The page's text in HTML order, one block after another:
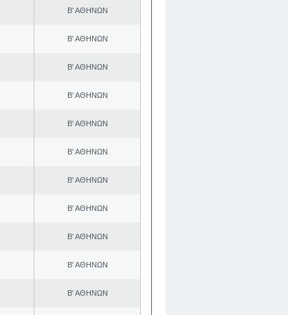
Β' ΑΘΗΝΩΝ
Β' ΑΘΗΝΩΝ
Β' ΑΘΗΝΩΝ
Β' ΑΘΗΝΩΝ
Β' ΑΘΗΝΩΝ
Β' ΑΘΗΝΩΝ
Β' ΑΘΗΝΩΝ
Β' ΑΘΗΝΩΝ
Β' ΑΘΗΝΩΝ
Β' ΑΘΗΝΩΝ
Β' ΑΘΗΝΩΝ